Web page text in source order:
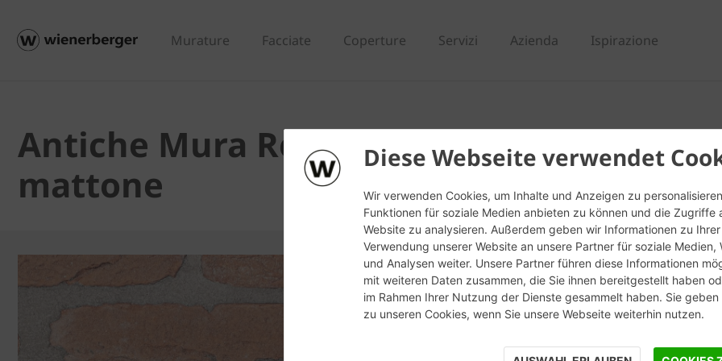
Diese Webseite verwendet
Wir verwenden Cookies, um Inhalte und Anzeigen zu
Funktionen für soziale Medien anbieten zu können und die Zugriffe
Website zu analysieren. Außerdem geben wir Informationen zu Ihrer
Verwendung unserer Website an unsere Partner für soziale Medien,
und Analysen weiter. Unsere Partner führen diese Informationen
mit weiteren Daten zusammen, die Sie ihnen bereitgestellt haben
im Rahmen Ihrer Nutzung der Dienste gesammelt haben. Sie geben
zu unseren Cookies, wenn Sie unsere Webseite weiterhin nutzen.
Murature Facciate Coperture Servizi Azienda Ispirazione
Antiche Mura Rosato Sabbiato - Listello
mattone